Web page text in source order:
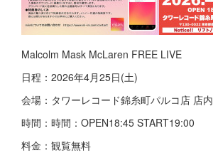
Malcolm Mask McLaren FREE LIVE
日程：2026年4月25日(土)
会場：タワーレコード錦糸町パルコ店 店
時間：時間：OPEN18:45 START19:00
料金：観覧無料